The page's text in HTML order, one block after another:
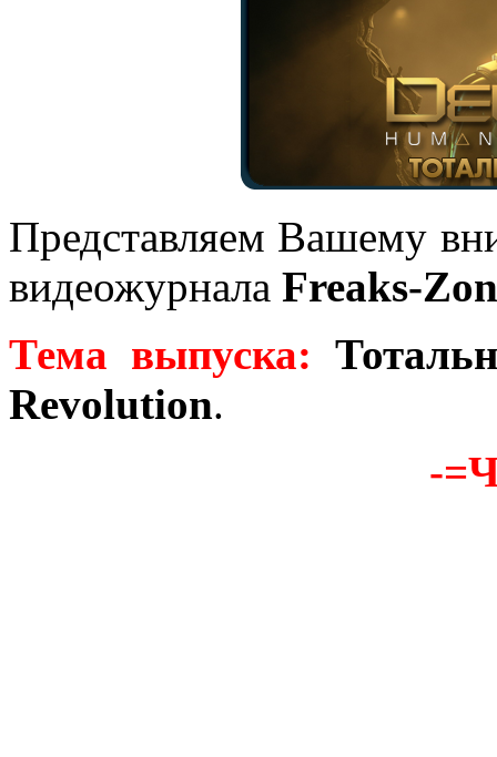
Представляем Вашему
видеожурнала Freaks-
Тема выпуска:
Revolution.
-